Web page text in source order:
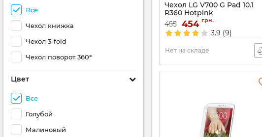
Все
Чехол книжка
Чехол 3-fold
Чехол поворот 360°
Цвет
Все
Голубой
Малиновый
Чехол LG V700 G Pad 10.1
R360 Hotpink
Артикул:4884
455 454 грн.
3.9 (9)
Нет на складе